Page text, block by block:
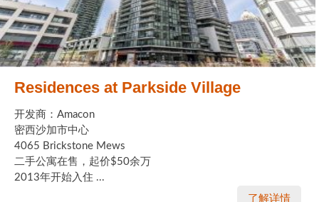
Residences at Parkside Village
开发商：Amacon
密西沙加市中心
4065 Brickstone Mews
二手公寓在售，起价$50余万
2013年开始入住 ...
了解详情